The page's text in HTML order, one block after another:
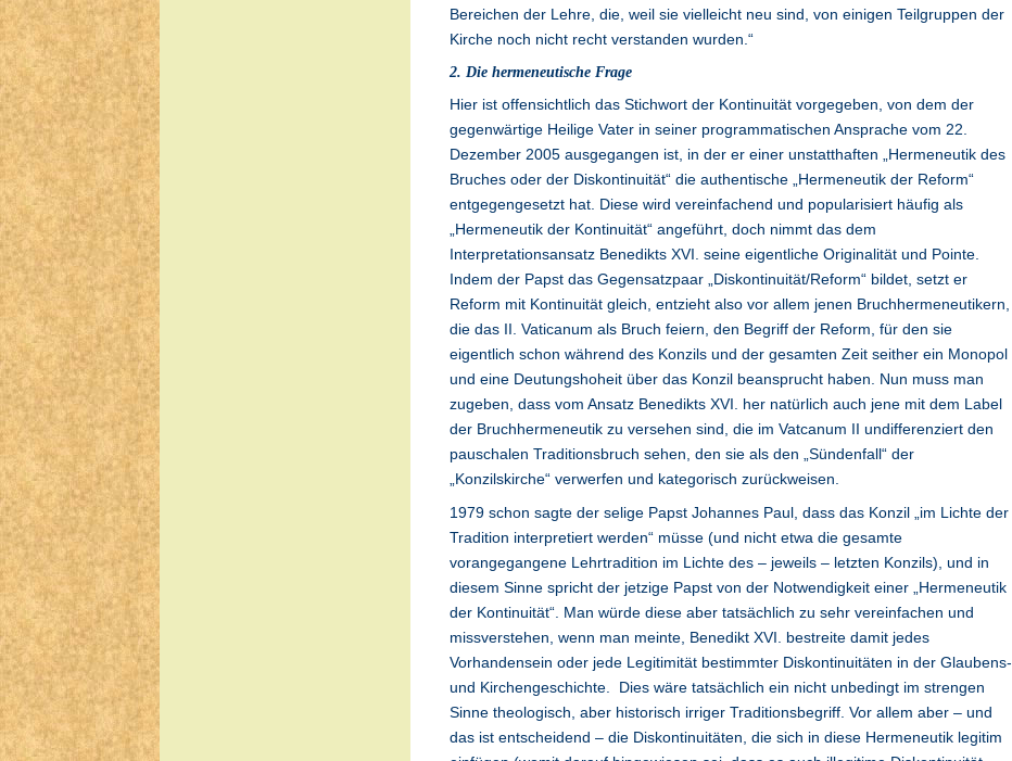
Bereichen der Lehre, die, weil sie vielleicht neu sind, von einigen Teilgruppen der
Kirche noch nicht recht verstanden wurden.“
2. Die hermeneutische Frage
Hier ist offensichtlich das Stichwort der Kontinuität vorgegeben, von dem der
gegenwärtige Heilige Vater in seiner programmatischen Ansprache vom 22.
Dezember 2005 ausgegangen ist, in der er einer unstatthaften „Hermeneutik des
Bruches oder der Diskontinuität“ die authentische „Hermeneutik der Reform“
entgegengesetzt hat. Diese wird vereinfachend und popularisiert häufig als
„Hermeneutik der Kontinuität“ angeführt, doch nimmt das dem
Interpretationsansatz Benedikts XVI. seine eigentliche Originalität und Pointe.
Indem der Papst das Gegensatzpaar „Diskontinuität/Reform“ bildet, setzt er
Reform mit Kontinuität gleich, entzieht also vor allem jenen Bruchhermeneutikern,
die das II. Vaticanum als Bruch feiern, den Begriff der Reform, für den sie
eigentlich schon während des Konzils und der gesamten Zeit seither ein Monopol
und eine Deutungshoheit über das Konzil beansprucht haben. Nun muss man
zugeben, dass vom Ansatz Benedikts XVI. her natürlich auch jene mit dem Label
der Bruchhermeneutik zu versehen sind, die im Vatcanum II undifferenziert den
pauschalen Traditionsbruch sehen, den sie als den „Sündenfall“ der
„Konzilskirche“ verwerfen und kategorisch zurückweisen.
1979 schon sagte der selige Papst Johannes Paul, dass das Konzil „im Lichte der
Tradition interpretiert werden“ müsse (und nicht etwa die gesamte
vorangegangene Lehrtradition im Lichte des – jeweils – letzten Konzils), und in
diesem Sinne spricht der jetzige Papst von der Notwendigkeit einer „Hermeneutik
der Kontinuität“. Man würde diese aber tatsächlich zu sehr vereinfachen und
missverstehen, wenn man meinte, Benedikt XVI. bestreite damit jedes
Vorhandensein oder jede Legitimität bestimmter Diskontinuitäten in der Glaubens-
und Kirchengeschichte. Dies wäre tatsächlich ein nicht unbedingt im strengen
Sinne theologisch, aber historisch irriger Traditionsbegriff. Vor allem aber – und
das ist entscheidend – die Diskontinuitäten, die sich in diese Hermeneutik legitim